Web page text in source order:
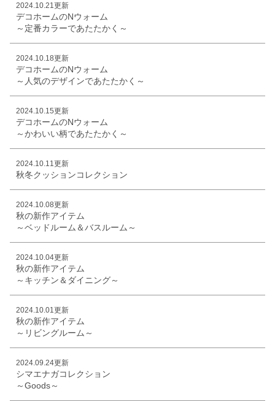
2024.10.21更新
デコホームのNウォーム
～定番カラーであたたかく～
2024.10.18更新
デコホームのNウォーム
～人気のデザインであたたかく～
2024.10.15更新
デコホームのNウォーム
～かわいい柄であたたかく～
2024.10.11更新
秋冬クッションコレクション
2024.10.08更新
秋の新作アイテム
～ベッドルーム＆バスルーム～
2024.10.04更新
秋の新作アイテム
～キッチン＆ダイニング～
2024.10.01更新
秋の新作アイテム
～リビングルーム～
2024.09.24更新
シマエナガコレクション
～Goods～